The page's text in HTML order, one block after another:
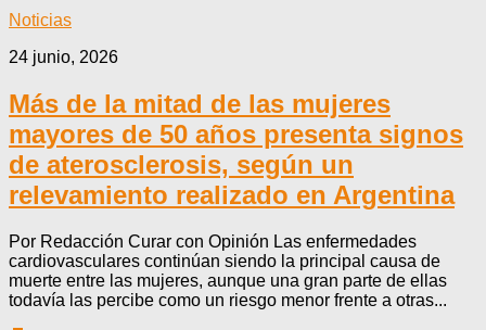
Noticias
24 junio, 2026
Más de la mitad de las mujeres
mayores de 50 años presenta signos
de aterosclerosis, según un
relevamiento realizado en Argentina
Por Redacción Curar con Opinión Las enfermedades
cardiovasculares continúan siendo la principal causa de
muerte entre las mujeres, aunque una gran parte de ellas
todavía las percibe como un riesgo menor frente a otras...